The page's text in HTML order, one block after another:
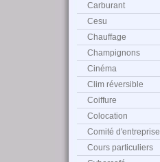
Carburant
Cesu
Chauffage
Champignons
Cinéma
Clim réversible
Coiffure
Colocation
Comité d'entreprise
Cours particuliers